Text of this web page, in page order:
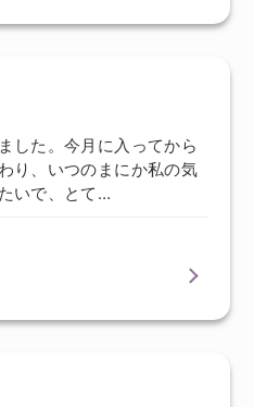
した。今月に入ってから
り、いつのまにか私の気
いで、とて…